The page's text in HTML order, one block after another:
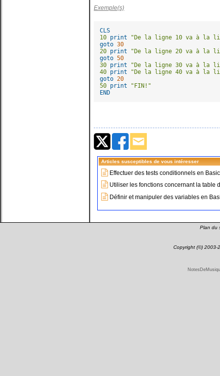
Exemple(s)
CLS
10 print
"De la ligne 10 va à la
goto 30
20 print
"De la ligne 20 va à la
goto 50
30 print
"De la ligne 30 va à la
40 print
"De la ligne 40 va à la
goto 20
50 print
"FIN!"
END
Articles susceptibles de vous intéresser
Effectuer des tests conditionnels en Basic
Utiliser les fonctions concernant la table
Définir et manipuler des variables en
Plan du
Copyright (©) 2003-